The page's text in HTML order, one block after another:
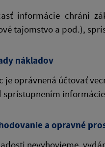
informácie chráni
tajomstvo a pod.),
nákladov
je oprávnená účtovať
sprístupnením
a opravné
nevyhovieme,